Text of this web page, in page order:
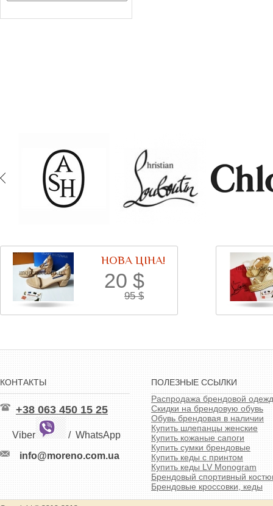
НОВА ЦІНА!
20 $
95$
КОНТАКТЫ
+38 063 450 15 25
Viber /WhatsApp
info@moreno.com.ua
ПОЛЕЗНЫЕ ССЫЛКИ
Распродажа брендовой
Скидки на брендовую обувь
Обувь брендовая в наличии
Купить шлепанцы женские
Купить кожаные сапоги
Купить сумки брендовые
Купить кеды с принтом
Купить кеды LV Monogram
Брендовый спортивный
Брендовые кроссовки, кеды